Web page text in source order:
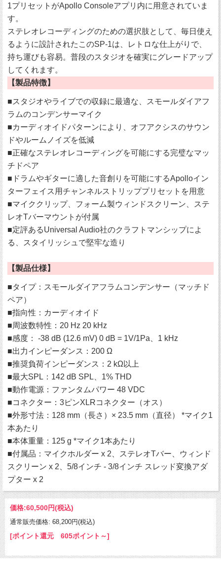
1プリセットがApollo Consoleアプリ内に用意されていま
す。
ステレオレコーディングのための選択肢として、毎日使え
るように設計されたこのSP-1は、レトロな仕上がりで、
持ち運びも容易。普段のスタジオを確実にグレードアップ
してくれます。
【製品特徴】
■スタジオやライブでの収録に最適な、スモールダイアフ
ラムのコンデンサーマイク
■カーディオイドパターンにより、オフアクシスのサウン
ドやルームノイズを低減
■正確なステレオレコーディングを可能にする完璧なマッ
チドペア
■ドラムやギターに適した音創りを可能にするApolloイン
ターフェイス用チャンネルストリッププリセットを用意
■マイククリップ、フォーム製ウィンドスクリーン、ステ
レオTバーマウントが付属
■定評あるUniversal Audio社のクラフトマンシップによ
る、スタイリッシュで堅牢な造り
【製品仕様】
■タイプ：スモールダイアフラムコンデンサー（マッチド
ペア）
■指向性：カーディオイド
■周波数特性：20 Hz 20 kHz
■感度： -38 dB (12.6 mV) 0 dB = 1V/1Pa、1 kHz
■出力インピーダンス：200 Ω
■推奨負荷インピーダンス：2 kΩ以上
■最大SPL：142 dB SPL、1% THD
■動作電源：ファンタムパワー 48 VDC
■コネクター：3ピンXLRコネクター（オス）
■外形寸法：128 mm（長さ）× 23.5 mm（直径） *マイク1
本あたり
■本体重量：125 g *マイク1本あたり
■付属品：マイクホルダー x 2、ステレオTバー、ウィンド
スクリーン x 2、5/8インチ - 3/8インチ スレッド変換アダ
プター x 2
価格:60,500円(税込)
通常販売価格: 68,200円(税込)
[ポイント還元 605ポイント～]